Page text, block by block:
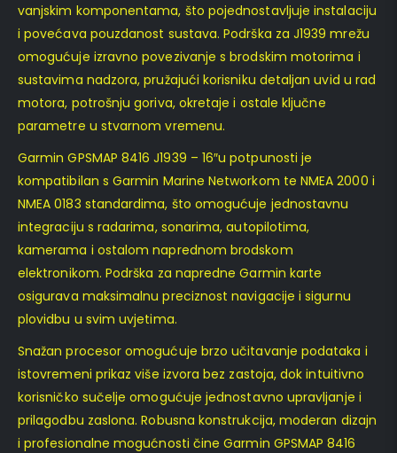
vanjskim komponentama, što pojednostavljuje instalaciju
i povećava pouzdanost sustava. Podrška za J1939 mrežu
omogućuje izravno povezivanje s brodskim motorima i
sustavima nadzora, pružajući korisniku detaljan uvid u rad
motora, potrošnju goriva, okretaje i ostale ključne
parametre u stvarnom vremenu.
Garmin GPSMAP 8416 J1939 – 16″u potpunosti je
kompatibilan s Garmin Marine Networkom te NMEA 2000 i
NMEA 0183 standardima, što omogućuje jednostavnu
integraciju s radarima, sonarima, autopilotima,
kamerama i ostalom naprednom brodskom
elektronikom. Podrška za napredne Garmin karte
osigurava maksimalnu preciznost navigacije i sigurnu
plovidbu u svim uvjetima.
Snažan procesor omogućuje brzo učitavanje podataka i
istovremeni prikaz više izvora bez zastoja, dok intuitivno
korisničko sučelje omogućuje jednostavno upravljanje i
prilagodbu zaslona. Robusna konstrukcija, moderan dizajn
i profesionalne mogućnosti čine Garmin GPSMAP 8416